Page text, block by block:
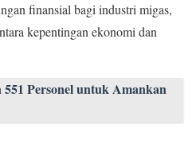
finansial bagi industri migas,
kepentingan ekonomi dan
Personel untuk Amankan